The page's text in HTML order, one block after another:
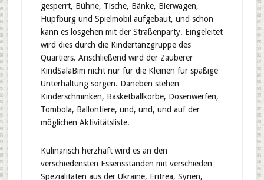
gesperrt, Bühne, Tische, Bänke, Bierwagen,
Hüpfburg und Spielmobil aufgebaut, und schon
kann es losgehen mit der Straßenparty. Eingeleitet
wird dies durch die Kindertanzgruppe des
Quartiers. Anschließend wird der Zauberer
KindSalaBim nicht nur für die Kleinen für spaßige
Unterhaltung sorgen. Daneben stehen
Kinderschminken, Basketballkörbe, Dosenwerfen,
Tombola, Ballontiere, und, und, und auf der
möglichen Aktivitätsliste.
Kulinarisch herzhaft wird es an den
verschiedensten Essensständen mit verschieden
Spezialitäten aus der Ukraine, Eritrea, Syrien,